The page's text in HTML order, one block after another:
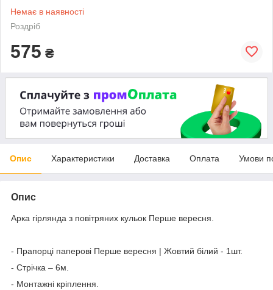
Немає в наявності
Роздріб
575 ₴
Опис Характеристики Доставка Оплата Умови
Опис
Арка гірлянда з повітряних кульок Перше вересня.
- Прапорці паперові Перше вересня | Жовтий білий - 1шт.
- Стрічка – 6м.
- Монтажні кріплення.